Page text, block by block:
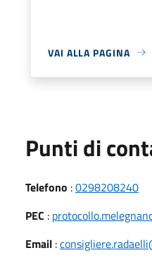
VAI ALLA PAGINA
Punti di
Telefono :0298208240
PEC :
Email :